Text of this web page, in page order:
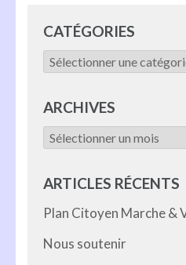
CATÉGORIES
Catégories
ARCHIVES
Archives
ARTICLES RÉCENTS
Plan Citoyen Marche &
Nous soutenir